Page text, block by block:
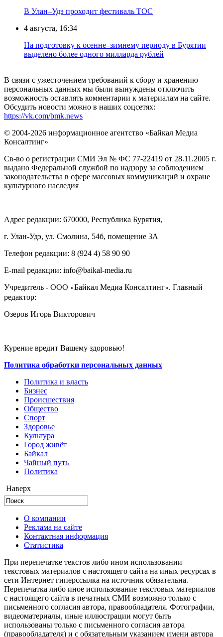
В Улан–Удэ проходит фестиваль ТОС
4 августа, 16:34
На подготовку к осенне–зимнему периоду в Бурятии
выделено более одного милларда рублей
В связи с ужесточением требований к сбору и хранению
персональных данных мы были вынуждены отключить
возможность оставлять комментарии к материалам на сайте.
Обсудить новости можно в наших соцсетях:
https://vk.com/bmk.news
© 2004-2026 информационное агентство «Байкал Медиа
Консалтинг»
Св-во о регистрации СМИ Эл № ФС 77-22419 от 28.11.2005 г.
выдано Федеральной службой по надзору за соблюдением
законодательства в сфере массовых коммуникаций и охране
культурного наследия
Адрес редакции: 670000, Республика Бурятия,
г. Улан-Удэ, ул. Смолина, 54б, помещение 3А
Телефон редакции: ‎‎8 (924 4) 58 90 90
E-mail редакции: info@baikal-media.ru
Учредитель - ООО «Байкал Медиа Консалтинг». Главный
редактор:
Озеров Игорь Викторович
Курение вредит Вашему здоровью!
Политика обработки персональных данных
Политика и власть
Бизнес
Происшествия
Общество
Cпорт
Здоровье
Культура
Город живёт
Байкал
Чайный путь
Политика
Наверх
О компании
Реклама на сайте
Контактная информация
Статистика
При перепечатке текстов либо ином использовании
текстовых материалов с настоящего сайта на иных ресурсах в
сети Интернет гиперссылка на источник обязательна.
Перепечатка либо иное использование текстовых материалов
с настоящего сайта в печатных СМИ возможно только с
письменного согласия автора, правообладателя. Фотографии,
видеоматериалы, иные иллюстрации могут быть
использованы только с письменного согласия автора
(правообладателя) и с обязательным указанием имени автора